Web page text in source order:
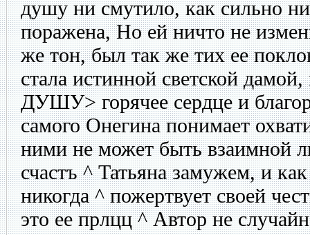
душу ни смутило, как сильно
поражена, Но ей ничто не
же тон, был так же тих ее
стала истинной светской
ДУШУ> горячее сердце и
самого Онегина понимает
ними не может быть взаимной
счастъ ^ Татьяна замужем, и
никогда ^ пожертвует своей
это ее прлцц ^ Автор не